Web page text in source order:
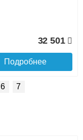
32 501
Подробнее
6 7